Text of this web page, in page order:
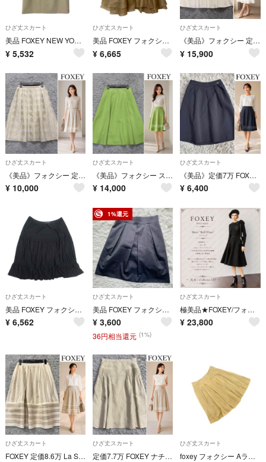
ひざ丈スカート
美品 FOXEY NEW YORK フォクシーニューヨーク ひざ丈 タイトスカート 39845 サイズ38 ライトベージュ レディース 古着 中古 USED
¥ 5,532
ひざ丈スカート
美品 FOXEY フォクシー シルク エアリーペタルスカート 27681 サイズ38 ベージュ レディース 古着 中古 USED
¥ 6,665
ひざ丈スカート
《美品》フォクシー 定価11万 フレアスカート Gianna 2022年 白
¥ 15,900
ひざ丈スカート
《美品》フォクシー 定価8万 フレアスカート ハイドランジア ジャガード 光沢感
¥ 10,000
ひざ丈スカート
《美品》フォクシー ストレッチフレアスカート ライトグリーン
¥ 14,000
ひざ丈スカート
《美品》定価7万 FOXEY タックフレアスカート Lempika ネイビー
¥ 6,400
ひざ丈スカート
美品 FOXEY フォクシー ストレッチ素材 ティアードスカート イージーウエスト 膝丈 シャーリングデザイン 40 ブラック レディース 古着 中古 USED
¥ 6,562
1%還元
ひざ丈スカート
美品 FOXEY フォクシー ウール ひざ丈 フレアスカート 40 ダークグレー
¥ 3,600
36円相当還元 (1%)
ひざ丈スカート
極美品★FOXEY/フォクシー ベルフレア 38 ブラック'21年9月掲載商品。
¥ 23,800
ひざ丈スカート
FOXEY 定価8.6万 La Seine シルクコットン ストライプスカート
ひざ丈スカート
定価7.7万 FOXEY ナチュラルリネン ピンタックフレアスカート ひざ丈
ひざ丈スカート
foxey フォクシー Aライン 台形 スカート size40/オリーブ ■◆ レディース